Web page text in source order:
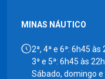
MINAS NÁUTICO
2ª, 4ª e 6ª: 6h45 às
3ª e 5ª: 6h45 às 22h
Sábado, domingo